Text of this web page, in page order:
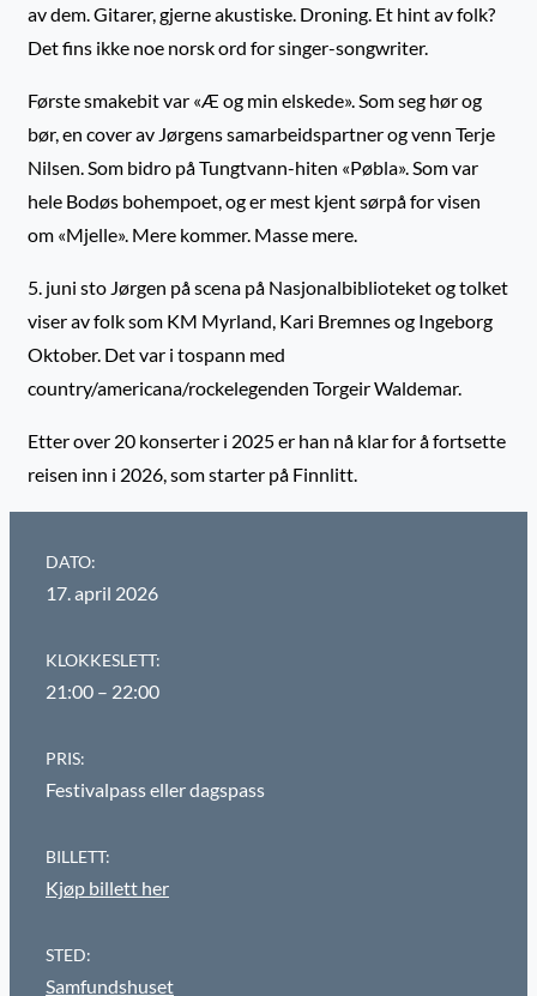
av dem. Gitarer, gjerne akustiske. Droning. Et hint av folk?
Det fins ikke noe norsk ord for singer-songwriter.
Første smakebit var «Æ og min elskede». Som seg hør og
bør, en cover av Jørgens samarbeidspartner og venn Terje
Nilsen. Som bidro på Tungtvann-hiten «Pøbla». Som var
hele Bodøs bohempoet, og er mest kjent sørpå for visen
om «Mjelle». Mere kommer. Masse mere.
5. juni sto Jørgen på scena på Nasjonalbiblioteket og tolket
viser av folk som KM Myrland, Kari Bremnes og Ingeborg
Oktober. Det var i tospann med
country/americana/rockelegenden Torgeir Waldemar.
Etter over 20 konserter i 2025 er han nå klar for å fortsette
reisen inn i 2026, som starter på Finnlitt.
DATO:
17. april 2026
KLOKKESLETT:
21:00 – 22:00
PRIS:
Festivalpass eller dagspass
BILLETT:
Kjøp billett her
STED:
Samfundshuset